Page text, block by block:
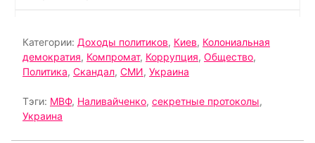
Категории: Доходы политиков, Киев, Колониальная
демократия, Компромат, Коррупция, Общество,
Политика, Скандал, СМИ, Украина
Тэги: МВФ, Наливайченко, секретные протоколы,
Украина